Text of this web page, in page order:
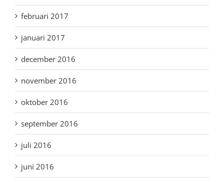
februari 2017
januari 2017
december 2016
november 2016
oktober 2016
september 2016
juli 2016
juni 2016